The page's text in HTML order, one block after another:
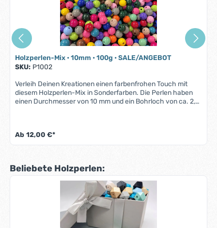
Holzperlen-Mix • 10mm • 100g • SALE/ANGEBOT
SKU: P1002
Verleih Deinen Kreationen einen farbenfrohen Touch mit
diesem Holzperlen-Mix in Sonderfarben. Die Perlen haben
einen Durchmesser von 10 mm und ein Bohrloch von ca. 2,5
Farben unseres normalen Sortiments ab, was diesen Mix zu
einem einzigartigen und günstigen Angebot macht. Mit 100 g
Projekte verwenden kannst. Ob Du Ketten, Armbänder oder
Anhänger herstellen möchtest, dieser Holzperlen-Mix bietet
Dir viele Gestaltungsmöglichkeiten. Bestelle jetzt und
profitiere von unserem schnellen Versand und unserem
freundlichen Kundenservice.
Ab 12,00 €*
Produktgalerie überspringen
Beliebete Holzperlen: